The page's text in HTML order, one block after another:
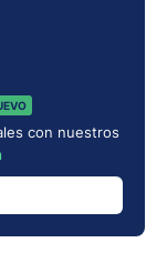
con nuestros